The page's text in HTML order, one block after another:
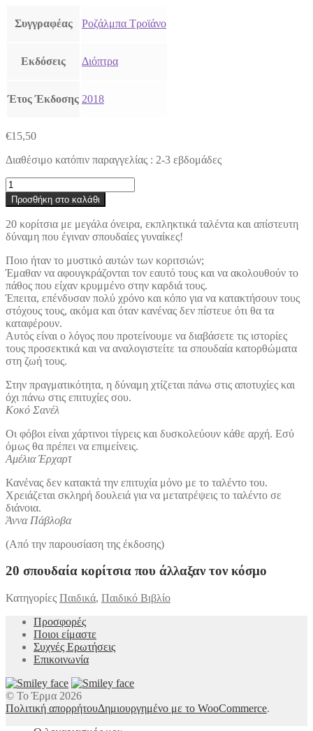
Συγγραφέας Ροζάλμπα Τροϊάνο
Εκδόσεις Διόπτρα
Έτος Έκδοσης 2018
€15,50
Διαθέσιμο κατόπιν παραγγελίας : 2-3 εβδομάδες
20
σπουδαία
κορίτσια
που
άλλαξαν
κόσμο
ποσότητα
Προσθήκη στο καλάθι
20 κορίτσια με μεγάλα όνειρα, εκπληκτικά ταλέντα και απίστευτη
δύναμη που έγιναν σπουδαίες γυναίκες!
Ποιο ήταν το μυστικό αυτών των κοριτσιών;
Έμαθαν να αφουγκράζονται τον εαυτό τους και να ακολουθούν το
πάθος που είχαν κρυμμένο στην καρδιά τους.
Έπειτα, επένδυσαν πολύ χρόνο και κόπο για να κατακτήσουν τους
στόχους τους, ακόμα και όταν κανένας δεν πίστευε ότι θα τα
καταφέρουν.
Αυτός είναι ο λόγος που προτείνουμε να διαβάσετε τις ιστορίες
τους προσεκτικά και να αναλογιστείτε τα σπουδαία κατορθώματα
στη ζωή τους.
Στην πραγματικότητα, η δύναμη χτίζεται πάνω στις αποτυχίες και
όχι πάνω στις επιτυχίες σου.
Κοκό Σανέλ
Οι φόβοι είναι χάρτινοι τίγρεις και δυσκολεύουν κάθε αρχή. Εσύ
όμως θα πρέπει να επιμείνεις.
Αμέλια Έρχαρτ
Κανένας δεν κατακτά την επιτυχία μόνο με το ταλέντο του.
Χρειάζεται σκληρή δουλειά για να μετατρέψεις το ταλέντο σε
διάνοια.
Άννα Πάβλοβα
(Από την παρουσίαση της έκδοσης)
20 σπουδαία κορίτσια που άλλαξαν τον κόσμο
Κατηγορίες Παιδικά, Παιδικό Βιβλίο
Προσφορές
Ποιοι είμαστε
Συχνές Ερωτήσεις
Επικοινωνία
© Το Έρμα 2026
Πολιτική απορρήτουΔημιουργημένο με το WooCommerce.